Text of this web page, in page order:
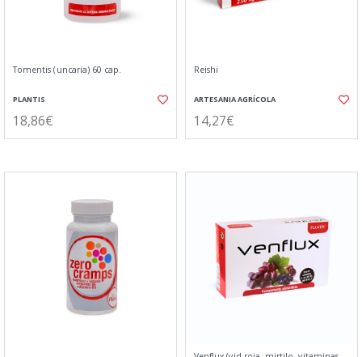
Tomentis (uncaria) 60 cap.
PLANTIS
18,86€
Reishi
ARTESANIA AGRÍCOLA
14,27€